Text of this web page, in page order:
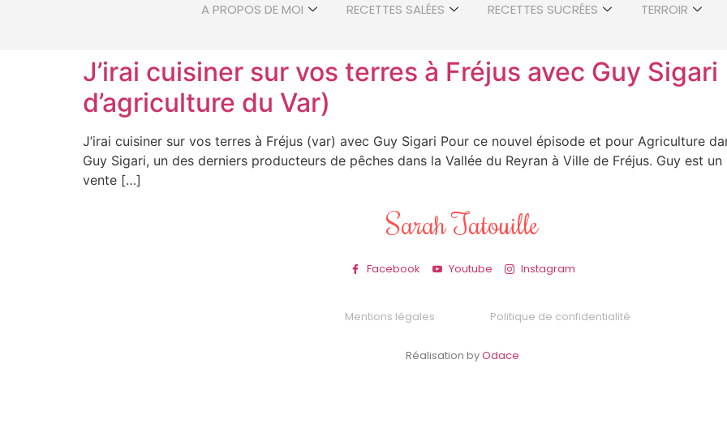
A PROPOS DE MOI RECETTES SALÉES RECETTES SUCRÉES TERROIR
J’irai cuisiner sur vos terres à Fréjus avec Guy
d’agriculture du Var)
J’irai cuisiner sur vos terres à Fréjus (var) avec Guy Sigari Pour ce nouvel épisode et pour Agriculture
Guy Sigari, un des derniers producteurs de pêches dans la Vallée du Reyran à Ville de Fréjus. Guy est
vente […]
Sarah Tatouille
Facebook Youtube Instagram
Mentions légales Politique de confidentialité
Réalisation byOdace